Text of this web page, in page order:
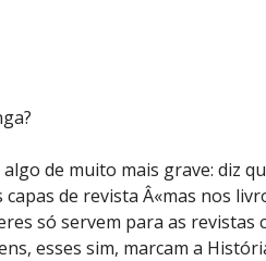
de muito mais grave: diz
de revista Â«mas nos
só servem para as revistas
esses sim, marcam a